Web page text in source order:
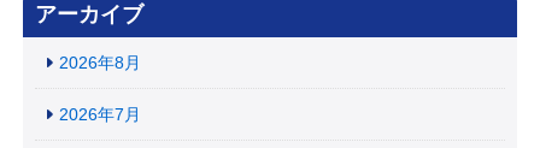
アーカイブ
2026年8月
2026年7月